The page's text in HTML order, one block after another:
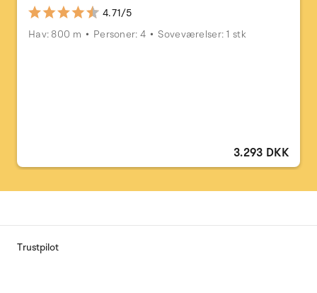
4.71/5
Hav: 800 m
Personer: 4 Soveværelser: 1 stk
3.293 DKK
Trustpilot